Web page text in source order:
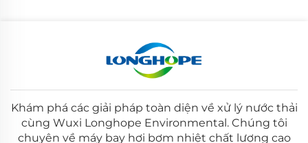
Khám phá các giải pháp toàn diện về xử lý nước thải
cùng Wuxi Longhope Environmental. Chúng tôi
chuyên về máy bay hơi bơm nhiệt chất lượng cao